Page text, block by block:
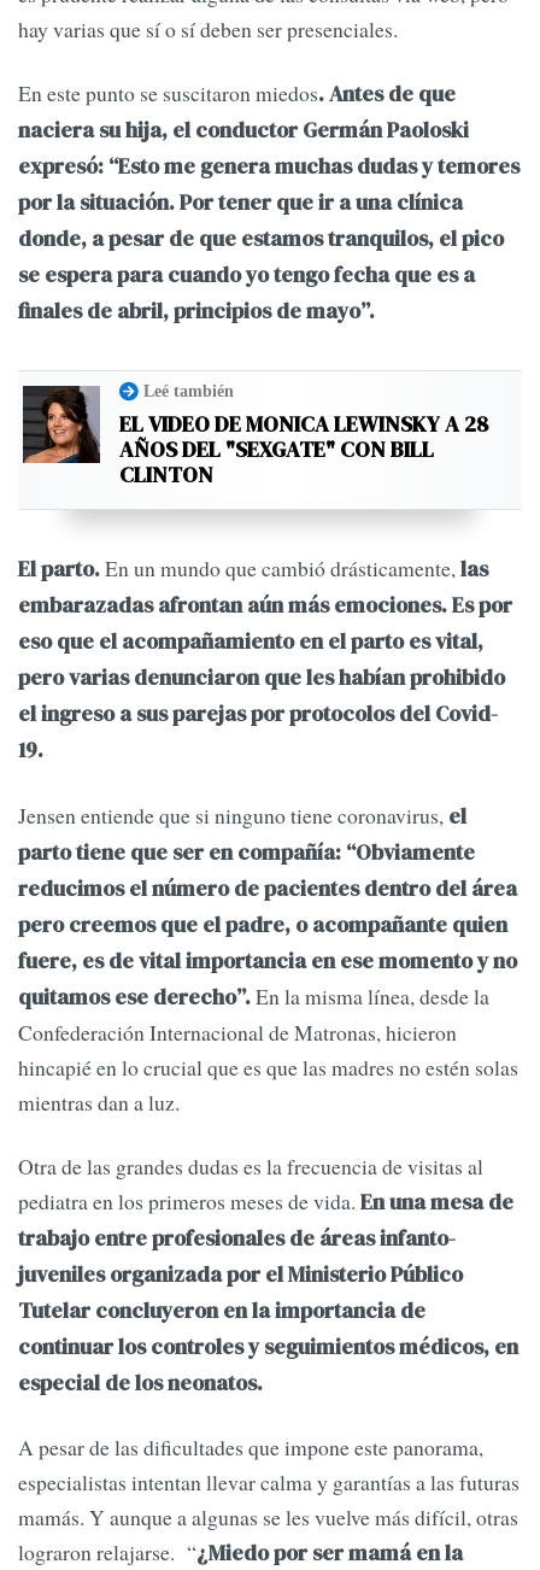
hay varias que sí o sí deben ser presenciales.
En este punto se suscitaron miedos. Antes de que
naciera su hija, el conductor Germán Paoloski
expresó: “Esto me genera muchas dudas y temores
por la situación. Por tener que ir a una clínica
donde, a pesar de que estamos tranquilos, el pico
se espera para cuando yo tengo fecha que es a
finales de abril, principios de mayo”.
Leé también
EL VIDEO DE MONICA LEWINSKY A 28
AÑOS DEL "SEXGATE" CON BILL
CLINTON
El parto.En un mundo que cambió drásticamente,las
embarazadas afrontan aún más emociones. Es por
eso que el acompañamiento en el parto es vital,
pero varias denunciaron que les habían prohibido
el ingreso a sus parejas por protocolos del Covid-
19.
Jensen entiende que si ninguno tiene coronavirus, el
parto tiene que ser en compañía: “Obviamente
reducimos el número de pacientes dentro del área
pero creemos que el padre, o acompañante quien
fuere, es de vital importancia en ese momento y no
quitamos ese derecho”.En la misma línea, desde la
Confederación Internacional de Matronas, hicieron
hincapié en lo crucial que es que las madres no estén solas
mientras dan a luz.
Otra de las grandes dudas es la frecuencia de visitas al
pediatra en los primeros meses de vida. En una mesa de
trabajo entre profesionales de áreas infanto-
juveniles organizada por el Ministerio Público
Tutelar concluyeron en la importancia de
continuar los controles y seguimientos médicos, en
especial de los neonatos.
A pesar de las dificultades que impone este panorama,
especialistas intentan llevar calma y garantías a las futuras
mamás. Y aunque a algunas se les vuelve más difícil, otras
lograron relajarse. “¿Miedo por ser mamá en la